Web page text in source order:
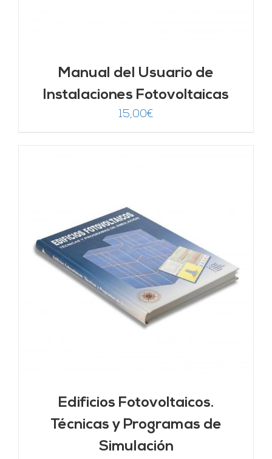
Manual del Usuario de
Instalaciones Fotovoltaicas
15,00€
Edificios Fotovoltaicos.
Técnicas y Programas de
Simulación